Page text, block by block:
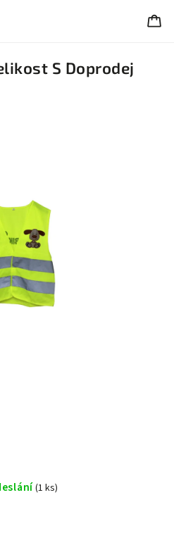
S Doprodej
(1 ks)